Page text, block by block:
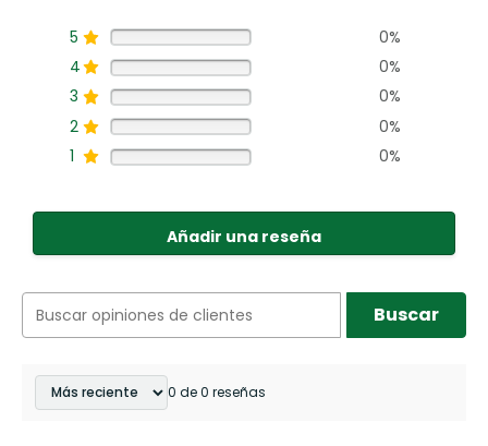
5
0%
4
0%
3
0%
2
0%
1
0%
Añadir una reseña
Buscar
0 de 0 reseñas